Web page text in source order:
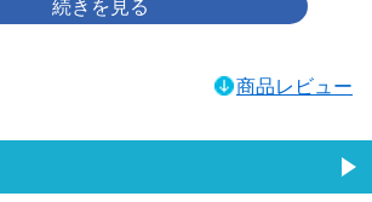
商品レビュー